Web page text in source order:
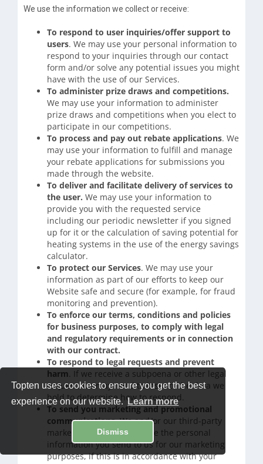
Topten uses cookies to ensure you get the best
experience on our website. Learn more
Dismiss
We use the information we collect or receive:
To respond to user inquiries/offer support to
users. We may use your personal information to
respond to your inquiries through our contact
form and/or solve any potential issues you might
have with the use of our Services.
To administer prize draws and competitions.
We may use your information to administer
prize draws and competitions when you elect to
participate in our competitions.
To process and pay out rebate applications. We
may use your information to fulfill and manage
your rebate applications for submissions you
made through the website.
To deliver and facilitate delivery of services to
the user. We may use your information to
provide you with the requested service
including our periodic newsletter if you signed
up for it or the calculation of saving potential for
heating systems in the use of the energy savings
calculator.
To protect our Services. We may use your
information as part of our efforts to keep our
Website safe and secure (for example, for fraud
monitoring and prevention).
To enforce our terms, conditions and policies
for business purposes, to comply with legal
and regulatory requirements or in connection
with our contract.
To respond to legal requests and prevent
harm. If we receive a subpoena or other legal
request, we may need to inspect the data we
hold to determine how to respond.
To send you marketing and promotional
communications. We and/or our third-party
marketing partners may use the personal
information you send to us for our marketing
purposes, if this is in accordance with your